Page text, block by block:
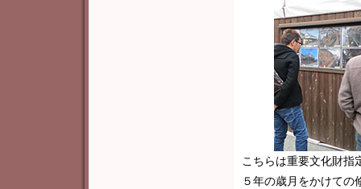
こちらは重要文化財指
５年の歳月をかけての